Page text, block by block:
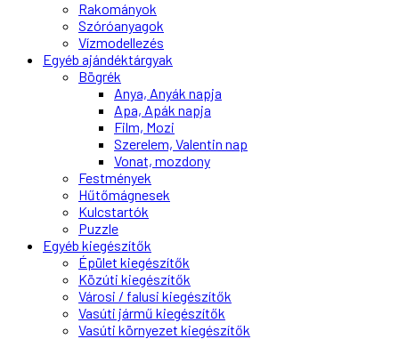
Rakományok
Szóróanyagok
Vízmodellezés
Egyéb ajándéktárgyak
Bögrék
Anya, Anyák napja
Apa, Apák napja
Film, Mozi
Szerelem, Valentin nap
Vonat, mozdony
Festmények
Hűtőmágnesek
Kulcstartók
Puzzle
Egyéb kiegészítők
Épület kiegészítők
Közúti kiegészítők
Városi / falusi kiegészítők
Vasúti jármű kiegészítők
Vasúti környezet kiegészítők